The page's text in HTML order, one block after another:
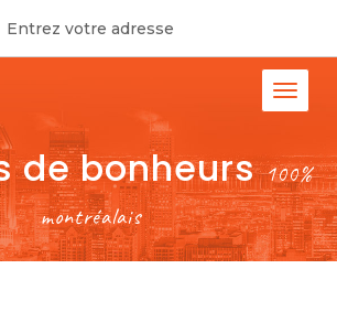
Entrez votre adresse
de bonheurs100%
montréalais